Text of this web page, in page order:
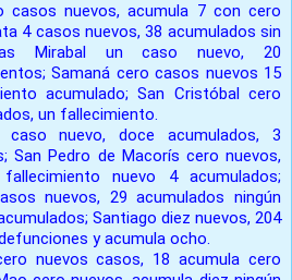
casos nuevos, acumula 7 con cero
4 casos nuevos, 38 acumulados sin
Mirabal un caso nuevo, 20
Samaná cero casos nuevos 15
acumulado; San Cristóbal cero
un fallecimiento.
nuevo, doce acumulados, 3
San Pedro de Macorís cero nuevos,
nuevo 4 acumulados;
nuevos, 29 acumulados ningún
Santiago diez nuevos, 204
y acumula ocho.
nuevos casos, 18 acumula cero